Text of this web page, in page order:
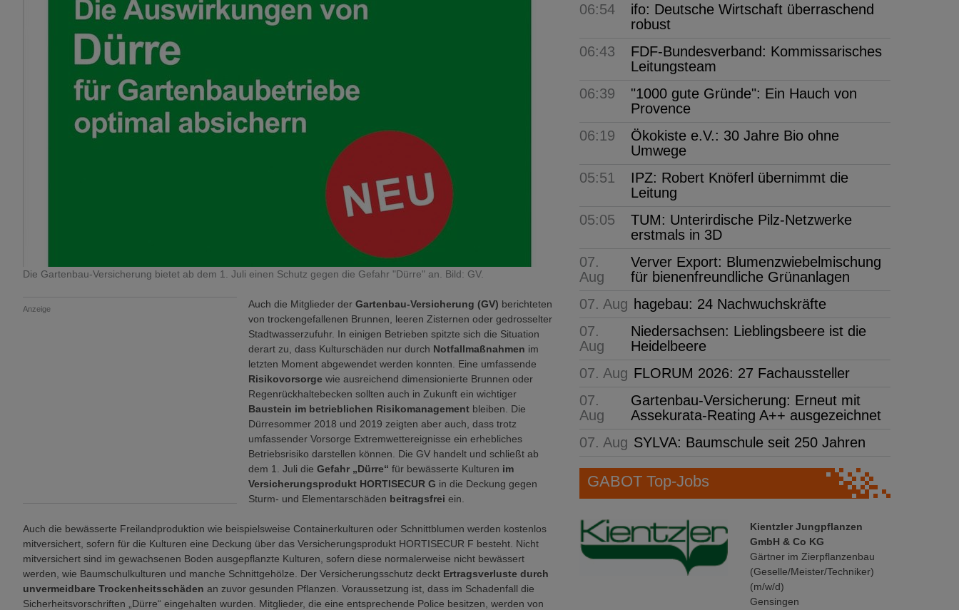
Die Gartenbau-Versicherung bietet ab dem 1. Juli einen Schutz gegen die Gefahr "Dürre" an. Bild: GV.
Anzeige Auch die Mitglieder der Gartenbau-Versicherung (GV) berichteten
von trockengefallenen Brunnen, leeren Zisternen oder gedrosselter
Stadtwasserzufuhr. In einigen Betrieben spitzte sich die Situation
derart zu, dass Kulturschäden nur durch Notfallmaßnahmen im
letzten Moment abgewendet werden konnten. Eine umfassende
Risikovorsorge wie ausreichend dimensionierte Brunnen oder
Regenrückhaltebecken sollten auch in Zukunft ein wichtiger
Baustein im betrieblichen Risikomanagement bleiben. Die
Dürresommer 2018 und 2019 zeigten aber auch, dass trotz
umfassender Vorsorge Extremwettereignisse ein erhebliches
Betriebsrisiko darstellen können. Die GV handelt und schließt ab
dem 1. Juli die Gefahr „Dürre“ für bewässerte Kulturen im
Versicherungsprodukt HORTISECUR G in die Deckung gegen
Sturm- und Elementarschäden beitragsfrei ein.
Auch die bewässerte Freilandproduktion wie beispielsweise Containerkulturen oder Schnittblumen werden kostenlos
mitversichert, sofern für die Kulturen eine Deckung über das Versicherungsprodukt HORTISECUR F besteht. Nicht
mitversichert sind im gewachsenen Boden ausgepflanzte Kulturen, sofern diese normalerweise nicht bewässert
werden, wie Baumschulkulturen und manche Schnittgehölze. Der Versicherungsschutz deckt Ertragsverluste durch
unvermeidbare Trockenheitsschäden an zuvor gesunden Pflanzen. Voraussetzung ist, dass im Schadenfall die
Sicherheitsvorschriften „Dürre“ eingehalten wurden. Mitglieder, die eine entsprechende Police besitzen, werden von
06:54
ifo: Deutsche Wirtschaft überraschend
robust
06:43
FDF-Bundesverband: Kommissarisches
Leitungsteam
06:39
"1000 gute Gründe": Ein Hauch von
Provence
06:19
Ökokiste e.V.: 30 Jahre Bio ohne
Umwege
05:51
IPZ: Robert Knöferl übernimmt die
Leitung
05:05
TUM: Unterirdische Pilz-Netzwerke
erstmals in 3D
07.
Aug
Verver Export: Blumenzwiebelmischung
für bienenfreundliche Grünanlagen
07. Aug hagebau: 24 Nachwuchskräfte
07.
Aug
Niedersachsen: Lieblingsbeere ist die
Heidelbeere
07. Aug FLORUM 2026: 27 Fachaussteller
07.
Aug
Gartenbau-Versicherung: Erneut mit
Assekurata-Reating A++ ausgezeichnet
07. Aug SYLVA: Baumschule seit 250 Jahren
GABOT Top-Jobs
Kientzler Jungpflanzen
GmbH & Co KG
Gärtner im Zierpflanzenbau
(Geselle/Meister/Techniker)
(m/w/d)
Gensingen